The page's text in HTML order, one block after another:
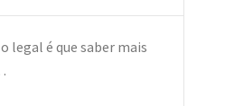
legal é que saber mais